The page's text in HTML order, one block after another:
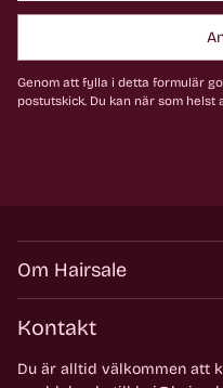
Genom att fylla i detta formulär
postutskick. Du kan när som
Om Hairsale
Kontakt
Du är alltid välkommen att